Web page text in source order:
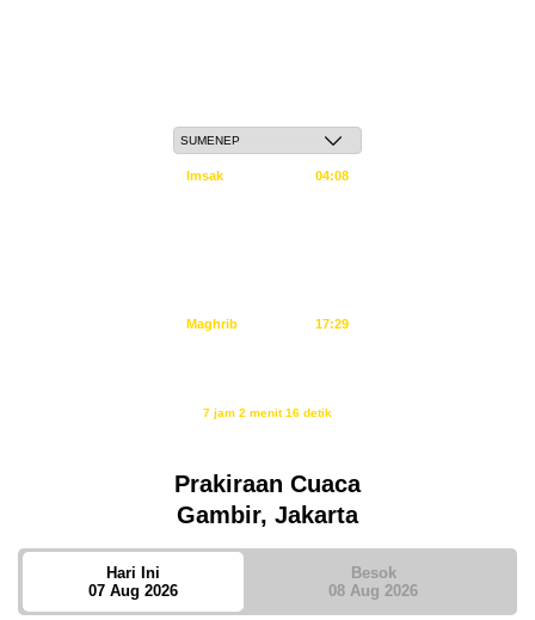
Imsak 04:08
Maghrib 17:29
7 jam 2 menit 15 detik
Prakiraan Cuaca
Gambir, Jakarta
Hari Ini
07 Aug 2026
Besok
08 Aug 2026